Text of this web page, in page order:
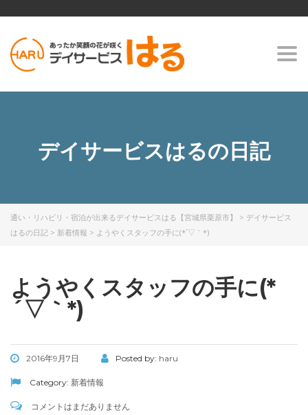
デイサービスはるの日記
通い・リハビリ・宿泊が出来るデイサービスはる【宮城県栗原市】 > デイサービス
はるの日記 > 新着情報 > ようやくスタッフの手に(*´▽｀*)
ようやくスタッフの手に(*
´▽｀*)
2016年9月7日 Posted by: haru
Category: 新着情報
コメントはまだありません